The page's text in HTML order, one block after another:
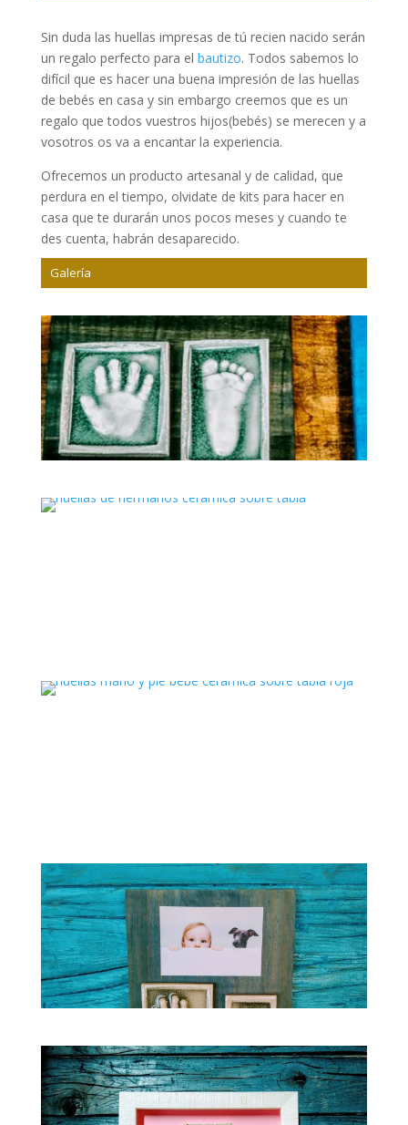
Sin duda las huellas impresas de tú recien nacido serán
un regalo perfecto para el bautizo. Todos sabemos lo
difícil que es hacer una buena impresión de las huellas
de bebés en casa y sin embargo creemos que es un
regalo que todos vuestros hijos(bebés) se merecen y a
vosotros os va a encantar la experiencia.
Ofrecemos un producto artesanal y de calidad, que
perdura en el tiempo, olvidate de kits para hacer en
casa que te durarán unos pocos meses y cuando te
des cuenta, habrán desaparecido.
Galería